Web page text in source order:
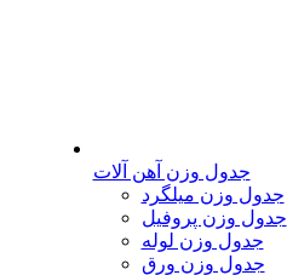
جدول وزن آهن آلات
جدول وزن میلگرد
جدول وزن پروفیل
جدول وزن لوله
جدول وزن ورق